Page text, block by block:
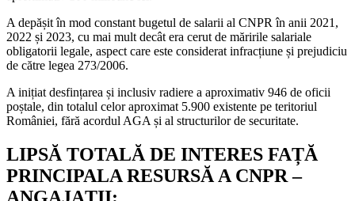
A depășit în mod constant bugetul de salarii al CNPR în anii 2021,
2022 și 2023, cu mai mult decât era cerut de măririle salariale
obligatorii legale, aspect care este considerat infracțiune și prejudiciu
de către legea 273/2006.
A inițiat desfințarea și inclusiv radiere a aproximativ 946 de oficii
poștale, din totalul celor aproximat 5.900 existente pe teritoriul
României, fără acordul AGA și al structurilor de securitate.
LIPSĂ TOTALĂ DE INTERES FAȚĂ
PRINCIPALA RESURSĂ A CNPR –